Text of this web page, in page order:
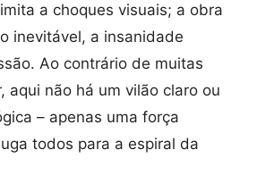
a choques visuais; a obra
inevitável, a insanidade
Ao contrário de muitas
aqui não há um vilão claro ou
– apenas uma força
todos para a espiral da